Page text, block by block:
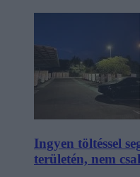
Ingyen töltéssel
területén, nem